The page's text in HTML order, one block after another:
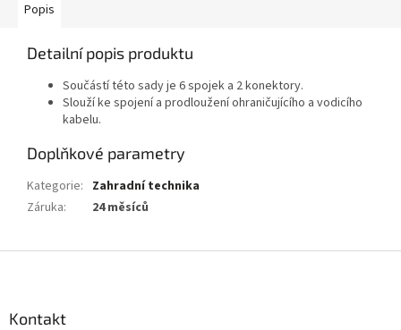
Popis
Detailní popis produktu
Součástí této sady je 6 spojek a 2 konektory.
Slouží ke spojení a prodloužení ohraničujícího a vodicího
kabelu.
Doplňkové parametry
Kategorie: Zahradní technika
Záruka: 24 měsíců
Kontakt